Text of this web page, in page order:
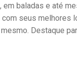
baladas e até
seus melhores
Destaque